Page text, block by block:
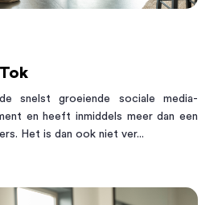
snelst groeiende sociale media-
en heeft inmiddels meer dan een
Het is dan ook niet ver...